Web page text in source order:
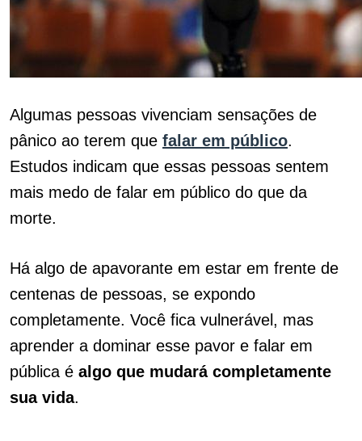
Algumas pessoas vivenciam sensações de
pânico ao terem que falar em público.
Estudos indicam que essas pessoas sentem
mais medo de falar em público do que da
morte.
Há algo de apavorante em estar em frente de
centenas de pessoas, se expondo
completamente. Você fica vulnerável, mas
aprender a dominar esse pavor e falar em
pública é algo que mudará completamente
sua vida.